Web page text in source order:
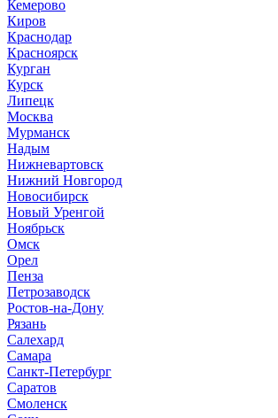
Кемерово
Киров
Краснодар
Красноярск
Курган
Курск
Липецк
Москва
Мурманск
Надым
Нижневартовск
Нижний Новгород
Новосибирск
Новый Уренгой
Ноябрьск
Омск
Орел
Пенза
Петрозаводск
Ростов-на-Дону
Рязань
Салехард
Самара
Санкт-Петербург
Саратов
Смоленск